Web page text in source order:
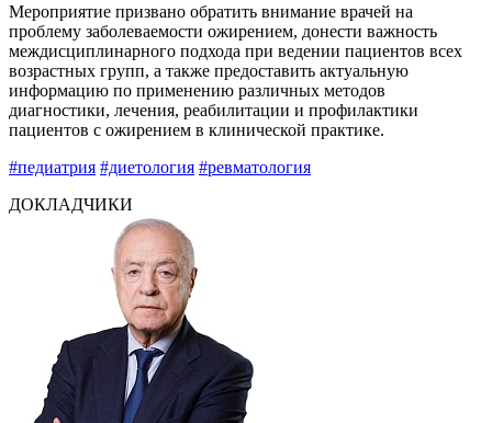
Мероприятие призвано обратить внимание врачей на
проблему заболеваемости ожирением, донести важность
междисциплинарного подхода при ведении пациентов всех
возрастных групп, а также предоставить актуальную
информацию по применению различных методов
диагностики, лечения, реабилитации и профилактики
пациентов с ожирением в клинической практике.
#педиатрия #диетология #ревматология
ДОКЛАДЧИКИ